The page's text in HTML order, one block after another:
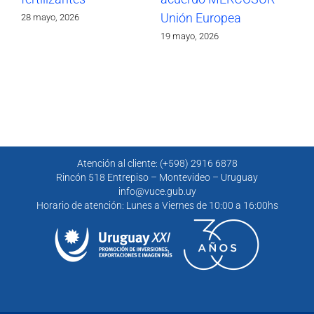
28 mayo, 2026
Unión Europea
19 mayo, 2026
Atención al cliente: (+598) 2916 6878
Rincón 518 Entrepiso – Montevideo – Uruguay
info@vuce.gub.uy
Horario de atención: Lunes a Viernes de 10:00 a 16:00hs